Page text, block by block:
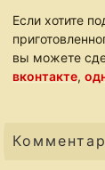
Если хотите
вы можете
вконтакте,